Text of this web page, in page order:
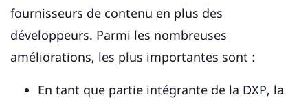
fournisseurs de contenu en plus des
développeurs. Parmi les nombreuses
améliorations, les plus importantes sont :
En tant que partie intégrante de la DXP, la